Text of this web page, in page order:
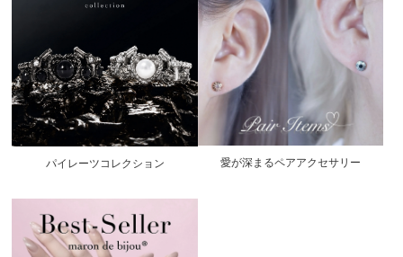
パイレーツコレクション 愛が深まるペアアクセサリー